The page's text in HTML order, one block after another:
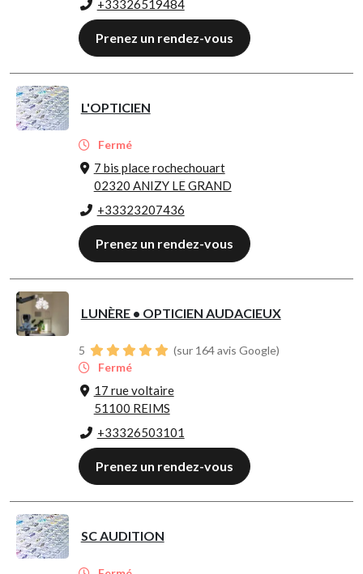
+33326519484
Prenez un rendez-vous
L'OPTICIEN
Fermé
7 bis place rochechouart
02320 ANIZY LE GRAND
+33323207436
Prenez un rendez-vous
LUNÈRE • OPTICIEN AUDACIEUX
5
(sur 164 avis Google)
Fermé
17 rue voltaire
51100 REIMS
+33326503101
Prenez un rendez-vous
SC AUDITION